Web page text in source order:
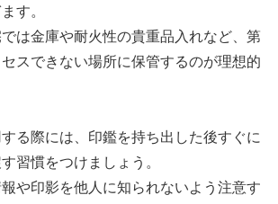
す。
は金庫や耐火性の貴重品入れなど、第
スできない場所に保管するのが理想的
る際には、印鑑を持ち出した後すぐに
習慣をつけましょう。
や印影を他人に知られないよう注意す